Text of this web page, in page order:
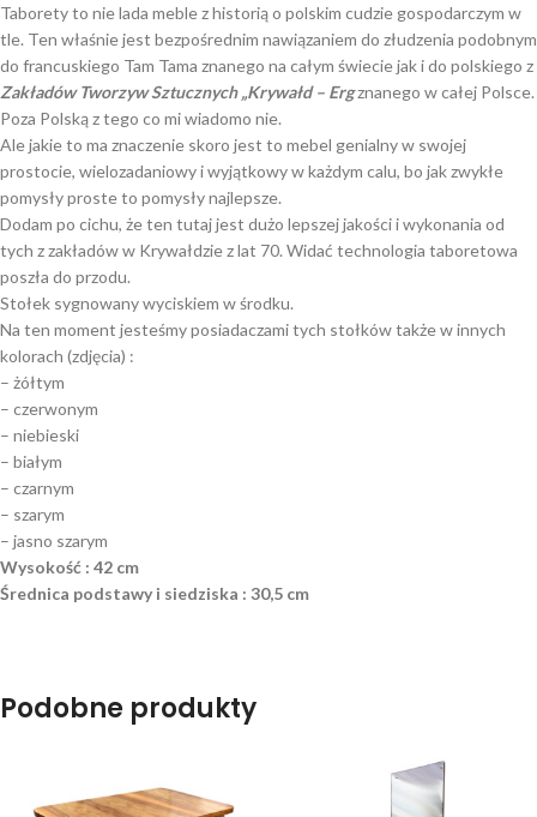
Taborety to nie lada meble z historią o polskim cudzie gospodarczym w
tle. Ten właśnie jest bezpośrednim nawiązaniem do złudzenia podobnym
do francuskiego Tam Tama znanego na całym świecie jak i do polskiego z
Zakładów Tworzyw Sztucznych „Krywałd – Ergznanego w całej Polsce.
Poza Polską z tego co mi wiadomo nie.
Ale jakie to ma znaczenie skoro jest to mebel genialny w swojej
prostocie, wielozadaniowy i wyjątkowy w każdym calu, bo jak zwykłe
pomysły proste to pomysły najlepsze.
Dodam po cichu, że ten tutaj jest dużo lepszej jakości i wykonania od
tych z zakładów w Krywałdzie z lat 70. Widać technologia taboretowa
poszła do przodu.
Stołek sygnowany wyciskiem w środku.
Na ten moment jesteśmy posiadaczami tych stołków także w innych
kolorach (zdjęcia) :
– żółtym
– czerwonym
– niebieski
– białym
– czarnym
– szarym
– jasno szarym
Wysokość : 42 cm
Średnica podstawy i siedziska : 30,5 cm
Podobne produkty